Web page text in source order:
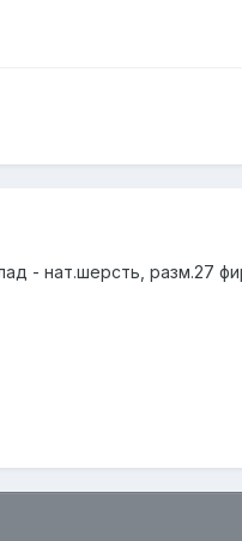
- нат.шерсть, разм.27